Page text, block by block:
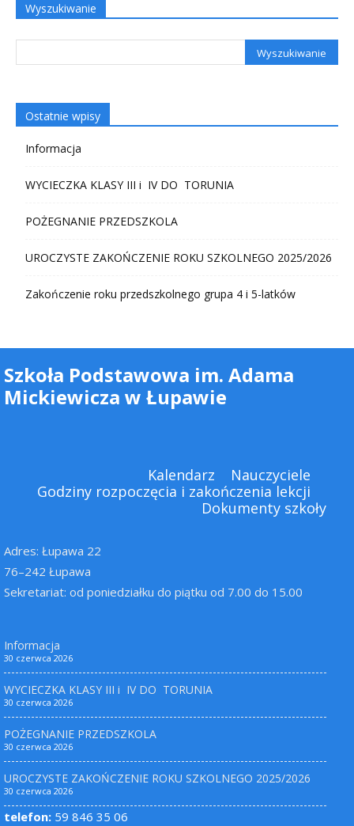
Wyszukiwanie
Ostatnie wpisy
Informacja
WYCIECZKA KLASY III i IV DO TORUNIA
POŻEGNANIE PRZEDSZKOLA
UROCZYSTE ZAKOŃCZENIE ROKU SZKOLNEGO 2025/2026
Zakończenie roku przedszkolnego grupa 4 i 5-latków
Szkoła Podstawowa im. Adama
Mickiewicza w Łupawie
Kalendarz
Nauczyciele
Godziny rozpoczęcia i zakończenia lekcji
Dokumenty szkoły
Adres: Łupawa 22
76–242 Łupawa
Sekretariat: od poniedziałku do piątku od 7.00 do 15.00
Informacja
30 czerwca 2026
WYCIECZKA KLASY III i IV DO TORUNIA
30 czerwca 2026
POŻEGNANIE PRZEDSZKOLA
30 czerwca 2026
UROCZYSTE ZAKOŃCZENIE ROKU SZKOLNEGO 2025/2026
30 czerwca 2026
telefon: 59 846 35 06